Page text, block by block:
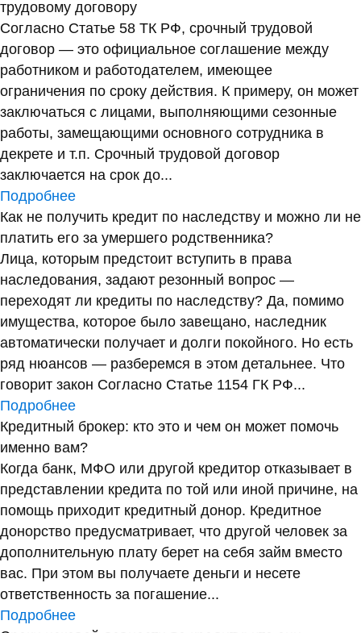
трудовому договору
Согласно Статье 58 ТК РФ, срочный трудовой
договор — это официальное соглашение между
работником и работодателем, имеющее
ограничения по сроку действия. К примеру, он может
заключаться с лицами, выполняющими сезонные
работы, замещающими основного сотрудника в
декрете и т.п. Срочный трудовой договор
заключается на срок до...
Подробнее
Как не получить кредит по наследству и можно ли не
платить его за умершего родственника?
Лица, которым предстоит вступить в права
наследования, задают резонный вопрос —
переходят ли кредиты по наследству? Да, помимо
имущества, которое было завещано, наследник
автоматически получает и долги покойного. Но есть
ряд нюансов — разберемся в этом детальнее. Что
говорит закон Согласно Статье 1154 ГК РФ...
Подробнее
Кредитный брокер: кто это и чем он может помочь
именно вам?
Когда банк, МФО или другой кредитор отказывает в
представлении кредита по той или иной причине, на
помощь приходит кредитный донор. Кредитное
донорство предусматривает, что другой человек за
дополнительную плату берет на себя займ вместо
вас. При этом вы получаете деньги и несете
ответственность за погашение...
Подробнее